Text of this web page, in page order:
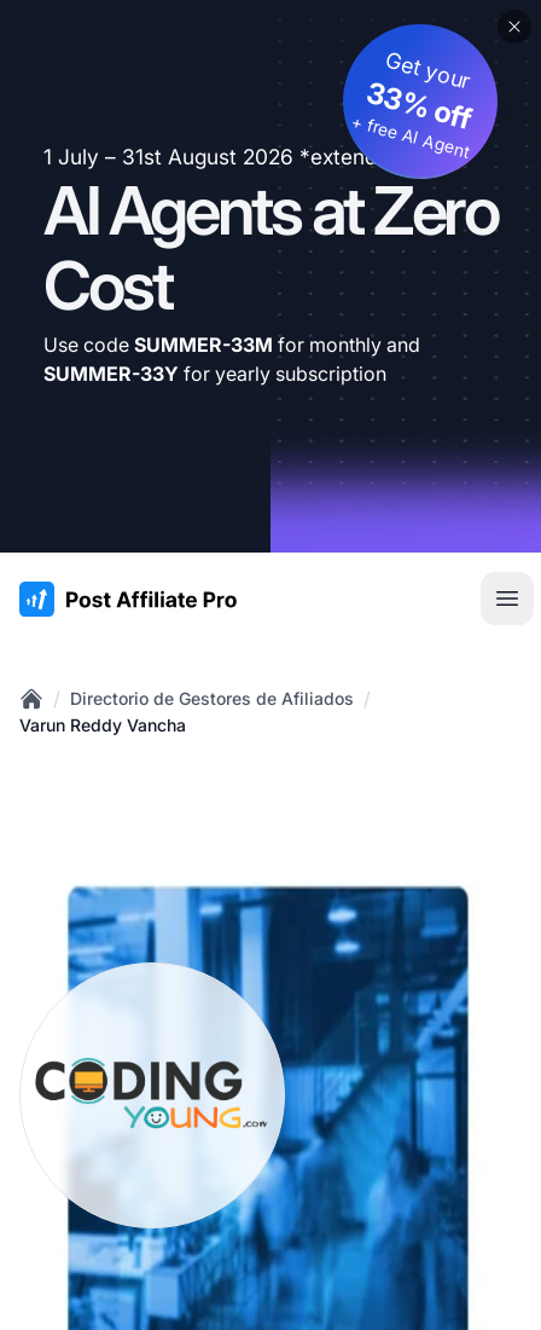
1 July – 31st August 2026 *extended
AI Agents at Zero
Cost
Get your
33% off
+ free AI Agent
Use code SUMMER-33M for monthly and
SUMMER-33Y for yearly subscription
:site.title
Home
/ Directorio de Gestores de Afiliados /
Varun Reddy Vancha